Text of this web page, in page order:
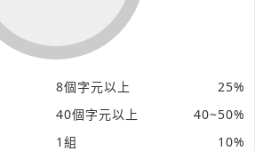
8個字元以上
25%
40個字元以上
40~50%
1組
10%